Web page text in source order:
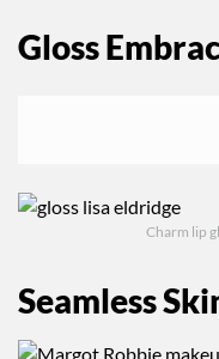
Gloss
Charm lip
Seamless